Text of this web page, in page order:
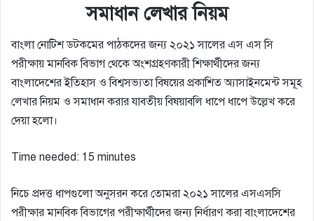
সমাধান লেখার নিয়ম
বাংলা নোটিশ ডটকমের পাঠকদের জন্য ২০২১ সালের এস এস সি
পরীক্ষায় মানবিক বিভাগ থেকে অংশগ্রহণকারী শিক্ষার্থীদের জন্য
বাংলাদেশের ইতিহাস ও বিশ্বসভ্যতা বিষয়ের প্রকাশিত অ্যাসাইনমেন্ট সমূহ
লেখার নিয়ম ও সমাধান করার যাবতীয় বিষয়াবলি ধাপে ধাপে উল্লেখ করে
দেয়া হলো।
Time needed: 15 minutes
নিচে প্রদত্ত ধাপগুলো অনুসরন করে তোমরা ২০২১ সালের এসএসসি
পরীক্ষার মানবিক বিভাগের পরীক্ষার্থীদের জন্য নির্ধারণ করা বাংলাদেশের